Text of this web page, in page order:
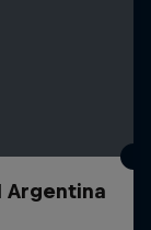
Argentina